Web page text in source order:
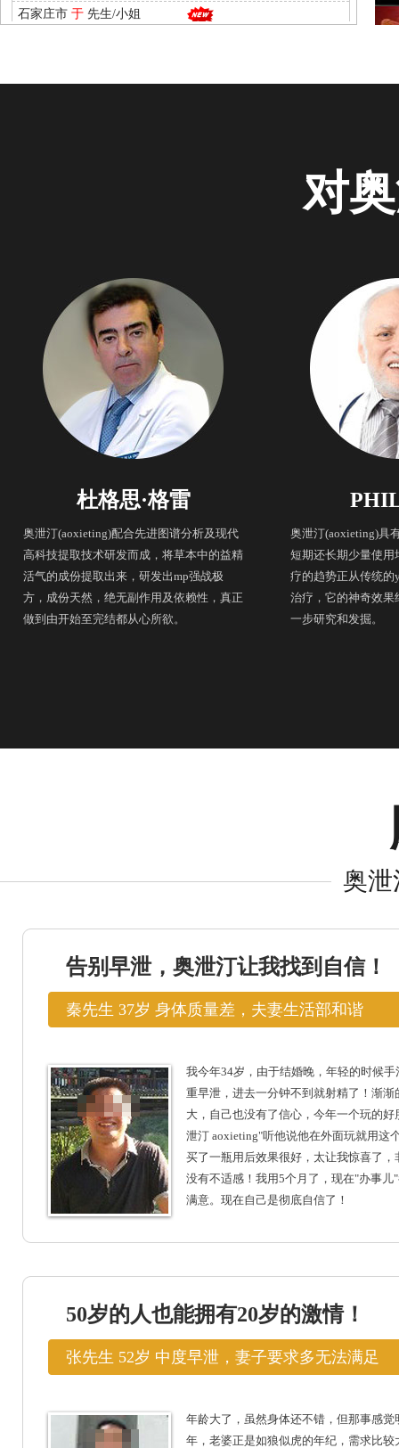
锡林郭勒盟
李先生先生/小姐
对
杜格思·格雷
奥泄汀(aoxieting)配合先进图谱分析及现代
高科技提取技术研发而成，将草本中的益精
活气的成份提取出来，研发出mp强战极
方，成份天然，绝无副作用及依赖性，真正
做到由开始至完结都从心所欲。
奥泄汀(aoxieting)具
短期还长期少量使用
疗的趋势正从传统的
治疗，它的神奇效果
一步研究和发掘。
奥泄
告别早泄，奥泄汀让我找到自信！
秦先生 37岁 身体质量差，夫妻生活部和谐
我今年34岁，由于结婚晚，年轻的时候
重早泄，进去一分钟不到就射精了！渐渐
大，自己也没有了信心，今年一个玩的好
泄汀 aoxieting"听他说他在外面玩就用这
买了一瓶用后效果很好，太让我惊喜了，
没有不适感！我用5个月了，现在"办事儿
满意。现在自己是彻底自信了！
50岁的人也能拥有20岁的激情！
张先生 52岁 中度早泄，妻子要求多无法满足
年龄大了，虽然身体还不错，但那事感觉
年，老婆正是如狼似虎的年纪，需求比较